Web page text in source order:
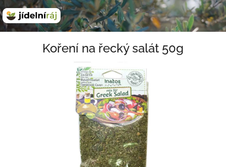
na
obsah
Koření na řecký salát 50g